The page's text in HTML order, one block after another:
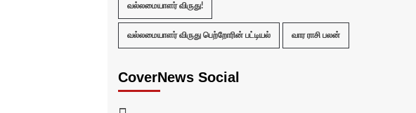
வல்லமையாளர் விருது!
வல்லமையாளர் விருது பெற்றோரின் பட்டியல் வார ராசி பலன்
CoverNews Social